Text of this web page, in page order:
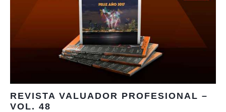
REVISTA VALUADOR PROFESIONAL –
VOL. 48